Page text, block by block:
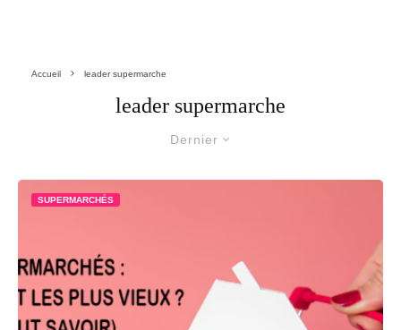
Accueil leader supermarche
leader supermarche
Dernier
SUPERMARCHÉS